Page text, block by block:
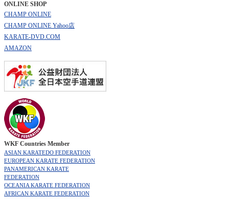
ONLINE SHOP
CHAMP ONLINE
CHAMP ONLINE Yahoo店
KARATE-DVD.COM
AMAZON
WKF Countries Member
ASIAN KARATEDO FEDERATION
EUROPEAN KARATE FEDERATION
PANAMERICAN KARATE
FEDERATION
OCEANIA KARATE FEDERATION
AFRICAN KARATE FEDERATION